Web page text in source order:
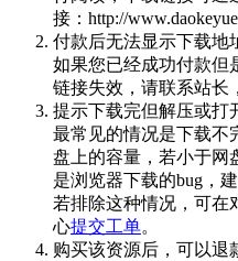
接：http://
付款后无法显示下载地
如果您已经成功付款但
链接失效，请联系站长
提示下载完但解压或打
最常见的情况是下载不
盘上的容量，若小于网
是浏览器下载的bug，
若排除这种情况，可在
心提交工单。
购买该资源后，可以退